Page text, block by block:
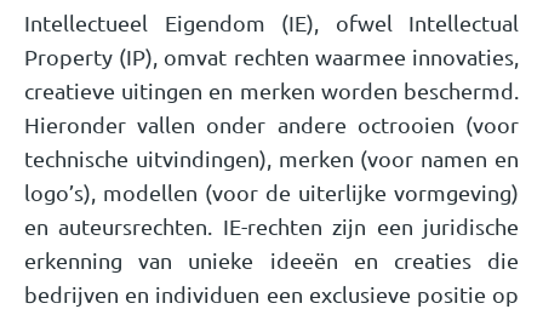
Intellectueel Eigendom (IE), ofwel Intellectual
Property (IP), omvat rechten waarmee innovaties,
creatieve uitingen en merken worden beschermd.
Hieronder vallen onder andere octrooien (voor
technische uitvindingen), merken (voor namen en
logo’s), modellen (voor de uiterlijke vormgeving)
en auteursrechten. IE-rechten zijn een juridische
erkenning van unieke ideeën en creaties die
bedrijven en individuen een exclusieve positie op